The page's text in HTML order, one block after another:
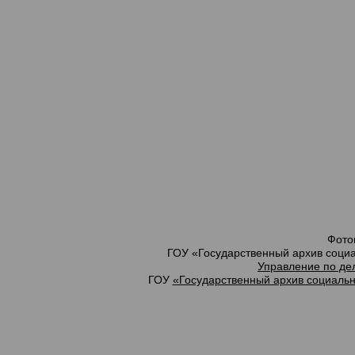
ГОУ «Государственный архив
Управление по
ГОУ «Государственный архив